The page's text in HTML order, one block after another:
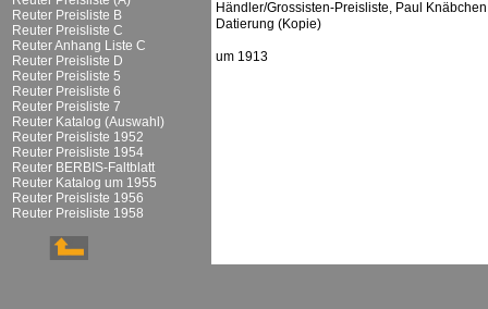
Reuter Preisliste B
Reuter Preisliste C
Reuter Anhang Liste C
Reuter Preisliste D
Reuter Preisliste 5
Reuter Preisliste 6
Reuter Preisliste 7
Reuter Katalog (Auswahl)
Reuter Preisliste 1952
Reuter Preisliste 1954
Reuter BERBIS-Faltblatt
Reuter Katalog um 1955
Reuter Preisliste 1956
Reuter Preisliste 1958
Händler/Grossisten-Preisliste, Paul
Datierung (Kopie)
um 1913